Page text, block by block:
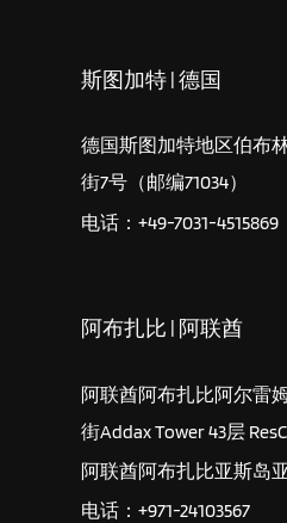
斯图加特 | 德国
德国斯图加特地区伯布
街7号（邮编71034）
电话：+49-7031-4515869
阿布扎比 | 阿联酋
阿联酋阿布扎比阿尔雷
街Addax Tower 43层
阿联酋阿布扎比亚斯岛
电话：+971-24103567